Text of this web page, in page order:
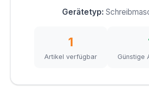
Gerätetyp:
1
Artikel verfügbar Günstige